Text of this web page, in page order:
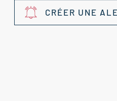
CRÉER UNE